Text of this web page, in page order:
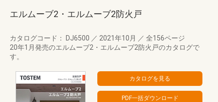
エルムーブ2・エルムーブ2防火戸
カタログコード： DJ6500 ／ 2021年10月 ／ 全156ページ
20年1月発売のエルムーブ2・エルムーブ2防火戸のカタログで
す。